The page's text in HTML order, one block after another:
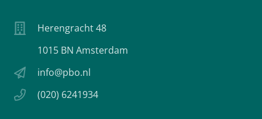
Herengracht 48
1015 BN Amsterdam
info@pbo.nl
(020) 6241934